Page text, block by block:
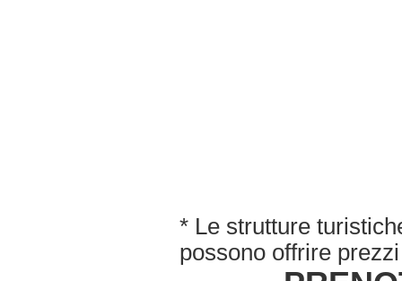
* Le strutture
possono offrire